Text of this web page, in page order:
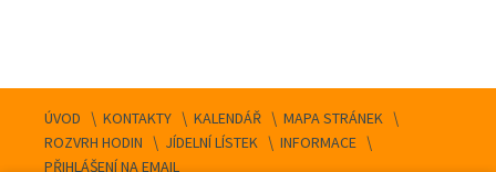
ÚVOD KONTAKTY KALENDÁŘ
MAPA STRÁNEK
ROZVRH HODIN
JÍDELNÍ LÍSTEK
INFORMACE
PŘIHLÁŠENÍ NA EMAIL